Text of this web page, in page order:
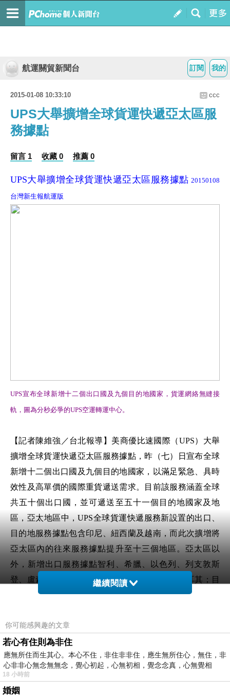
我的
訂閱
航運關貿新聞台
2015-01-08 10:33:10 ccc
UPS大舉擴增全球貨運快遞亞太區服
務據點
留言 1 收藏 0 推薦 0
UPS大舉擴增全球貨運快遞亞太區服務據點 20150108
台灣新生報航運版
UPS宣布全球新增十二個出口國及九個目的地國家，貨運網絡無縫接
軌，圖為分秒必爭的UPS空運轉運中心。
【記者陳維強／台北報導】美商優比速國際（UPS）大舉
擴增全球貨運快遞亞太區服務據點，昨（七）日宣布全球
新增十二個出口國及九個目的地國家，以滿足緊急、具時
效性及高單價的國際重貨遞送需求。目前該服務涵蓋全球
共五十個出口國，並可遞送至五十一個目的地國家及地
區，亞太地區中，UPS全球貨運快遞服務新設置的出口、
目的地服務據點包含印尼、紐西蘭及越南，而此次擴增將
亞太區內的往來服務據點提升至十三個地區。亞太區以
外，新增出口服務據點智利、希臘、以色列、列支敦斯
登、盧森堡、葡萄牙、波多黎各、斯洛伐克和土耳其；目
的地服務據點智利、以色列、列支敦斯登、盧森堡、沙烏
故障的維修及零件更換，均能提供完善的貨運服務，建立
無縫接軌的貨運網絡。
UPS南亞區總裁Jim O’Gara表示，UPS全球貨運快遞服務
為空運貨運的延伸，提供即時快速貨運需求的解決方案，
繼續閱讀
你可能感興趣的文章
若心有住則為非住
應無所住而生其心。本心不住，非住非非住，應生無所住心，無住，非
心非非心無念無無念，覺心初起，心無初相，覺念念真，心無覺相
18 小時前
婚姻